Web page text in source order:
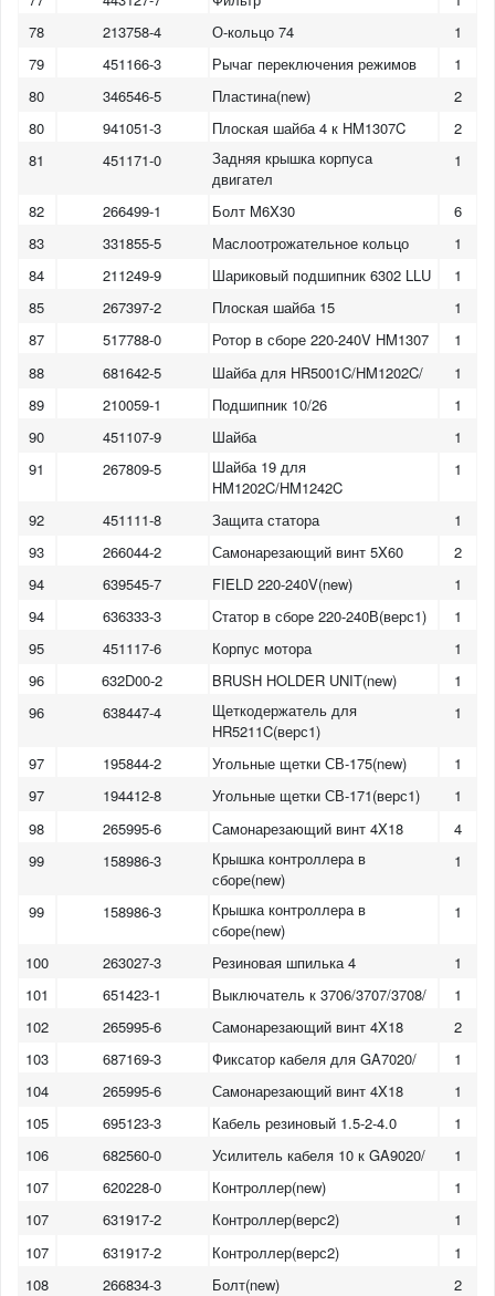
78
213758-4 О-кольцо 74
1
79
451166-3 Рычаг переключения режимов
1
80
346546-5 Пластина(new)
2
80
941051-3 Плоская шайба 4 к HM1307C
2
81
451171-0
Задняя крышка корпуса
двигател
1
82 266499-1 Болт M6X30
6
83
331855-5 Маслоотрожательное кольцо
1
84
211249-9 Шариковый подшипник 6302 LLU
1
85
267397-2 Плоская шайба 15
1
87
517788-0 Ротор в сборе 220-240V HM1307
1
88
681642-5 Шайба для HR5001C/HM1202C/
1
89
210059-1 Подшипник 10/26
1
90
451107-9 Шайба
1
91
267809-5
Шайба 19 для
HM1202C/HM1242C
1
92 451111-8 Защита статора
1
93
266044-2 Самонарезающий винт 5X60
2
94
639545-7 FIELD 220-240V(new)
1
94
636333-3 Cтатор в сбоpe 220-240В(верс1)
1
95
451117-6 Корпус мотора
1
96
632D00-2 BRUSH HOLDER UNIT(new)
1
96
638447-4
Щеткодержатель для
HR5211C(верс1)
1
97 195844-2 Угольные щетки СВ-175(new)
1
97
194412-8 Угольные щетки СВ-171(верс1)
1
98
265995-6 Самонарезающий винт 4X18
4
99
158986-3
Крышка контроллера в
сборе(new)
1
99 158986-3
Крышка контроллера в
сборе(new)
1
100 263027-3 Резиновая шпилька 4
1
101
651423-1 Выключатель к 3706/3707/3708/
1
102
265995-6 Самонарезающий винт 4X18
2
103
687169-3 Фиксатор кабеля для GA7020/
1
104
265995-6 Самонарезающий винт 4X18
1
105
695123-3 Кабель резиновый 1.5-2-4.0
1
106
682560-0 Усилитель кабеля 10 к GA9020/
1
107
620228-0 Контроллер(new)
1
107
631917-2 Контроллер(верс2)
1
107
631917-2 Контроллер(верс2)
1
108
266834-3 Болт(new)
2